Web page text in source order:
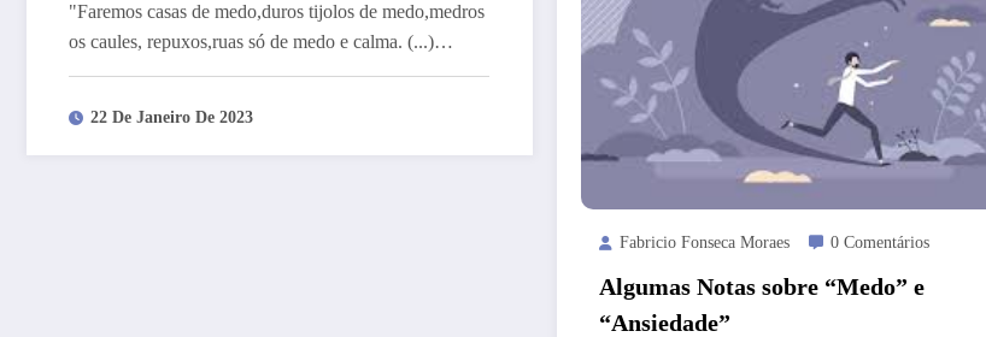
"Faremos casas de medo,duros tijolos de medo,medros
os caules, repuxos,ruas só de medo e calma. (...)…
22 De Janeiro De 2023
Fabricio Fonseca Moraes 0 Comentários
Algumas Notas sobre “Medo” e
“Ansiedade”